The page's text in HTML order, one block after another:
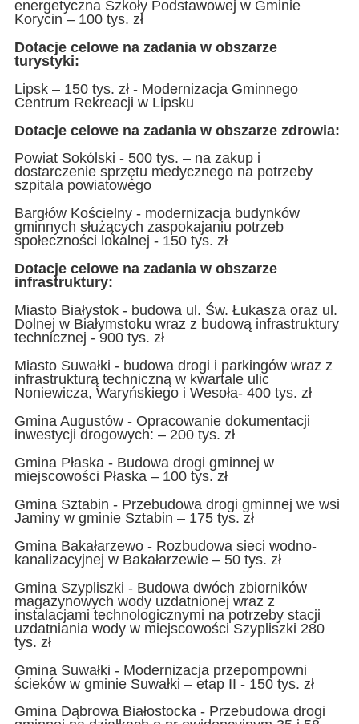
energetyczna Szkoły Podstawowej w Gminie
Korycin – 100 tys. zł
Dotacje celowe na zadania w obszarze
turystyki:
Lipsk – 150 tys. zł - Modernizacja Gminnego
Centrum Rekreacji w Lipsku
Dotacje celowe na zadania w obszarze zdrowia:
Powiat Sokólski - 500 tys. – na zakup i
dostarczenie sprzętu medycznego na potrzeby
szpitala powiatowego
Bargłów Kościelny - modernizacja budynków
gminnych służących zaspokajaniu potrzeb
społeczności lokalnej - 150 tys. zł
Dotacje celowe na zadania w obszarze
infrastruktury:
Miasto Białystok - budowa ul. Św. Łukasza oraz ul.
Dolnej w Białymstoku wraz z budową infrastruktury
technicznej - 900 tys. zł
Miasto Suwałki - budowa drogi i parkingów wraz z
infrastrukturą techniczną w kwartale ulic
Noniewicza, Waryńskiego i Wesoła- 400 tys. zł
Gmina Augustów - Opracowanie dokumentacji
inwestycji drogowych: – 200 tys. zł
Gmina Płaska - Budowa drogi gminnej w
miejscowości Płaska – 100 tys. zł
Gmina Sztabin - Przebudowa drogi gminnej we wsi
Jaminy w gminie Sztabin – 175 tys. zł
Gmina Bakałarzewo - Rozbudowa sieci wodno-
kanalizacyjnej w Bakałarzewie – 50 tys. zł
Gmina Szypliszki - Budowa dwóch zbiorników
magazynowych wody uzdatnionej wraz z
instalacjami technologicznymi na potrzeby stacji
uzdatniania wody w miejscowości Szypliszki 280
tys. zł
Gmina Suwałki - Modernizacja przepompowni
ścieków w gminie Suwałki – etap II - 150 tys. zł
Gmina Dąbrowa Białostocka - Przebudowa drogi